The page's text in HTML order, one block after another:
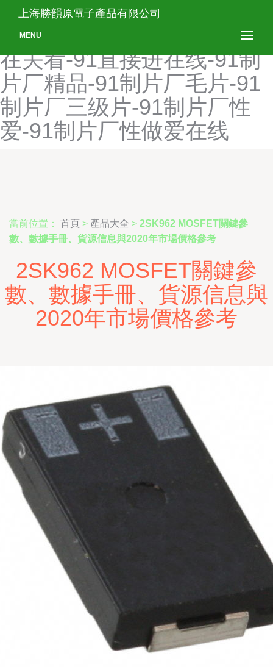
91在线小视频导航-91澡人
人69-91真人做爱直播-91正
在关看-91直接进在线-91制
片厂精品-91制片厂毛片-91
制片厂三级片-91制片厂性
爱-91制片厂性做爱在线
上海勝韻原電子產品有限公司
MENU
當前位置： 首頁 > 產品大全 > 2SK962 MOSFET關鍵參
數、數據手冊、貨源信息與2020年市場價格參考
2SK962 MOSFET關鍵參
數、數據手冊、貨源信息與
2020年市場價格參考